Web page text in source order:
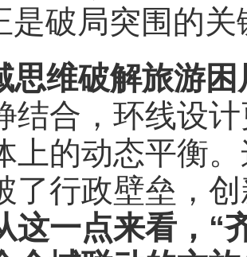
是破局突围的
思维破解旅游困
结合，环线设
上的动态平衡
了行政壁垒，
这一点来看，“